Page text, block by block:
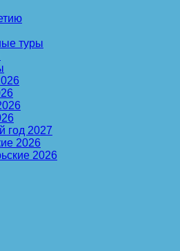
туры
год 2027
2026
2026